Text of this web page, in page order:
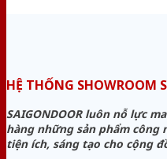
HỆ THỐNG SHOWROOM
SAIGONDOOR luôn nỗ lực
hàng những sản phẩm công
tiện ích, sáng tạo cho cộng